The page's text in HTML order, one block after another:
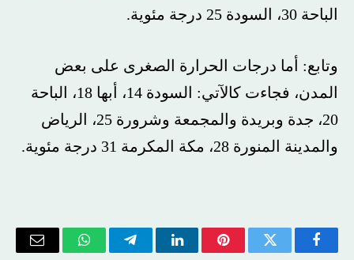
الباحة 30، السودة 25 درجة مئوية.
وتابع: أما درجات الحرارة الصغرى على بعض
المدن، فجاءت كالآتي: السودة 14، أبها 18، الباحة
20، جدة وبريدة والمجمعة وشرورة 25، الرياض
والمدينة المنورة 28، مكة المكرمة 31 درجة مئوية.
فيسبوكتويتر بينتيريستلينكدإن تيلقرام واتسابالبريد